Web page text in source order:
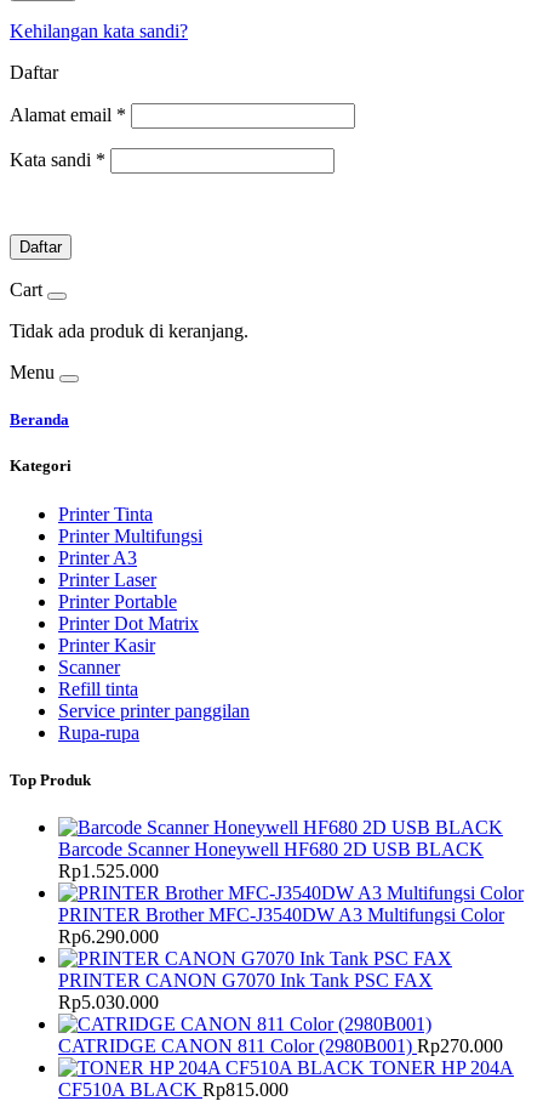
Kehilangan kata sandi?
Daftar
Alamat email *
Kata sandi *
Daftar
Cart
Tidak ada produk di keranjang.
Menu
Beranda
Kategori
Printer Tinta
Printer Multifungsi
Printer A3
Printer Laser
Printer Portable
Printer Dot Matrix
Printer Kasir
Scanner
Refill tinta
Service printer panggilan
Rupa-rupa
Top Produk
Barcode Scanner Honeywell HF680 2D USB BLACK
Rp1.525.000
PRINTER Brother MFC-J3540DW A3 Multifungsi Color
Rp6.290.000
PRINTER CANON G7070 Ink Tank PSC FAX
Rp5.030.000
CATRIDGE CANON 811 Color (2980B001) Rp270.000
TONER HP 204A
CF510A BLACK Rp815.000